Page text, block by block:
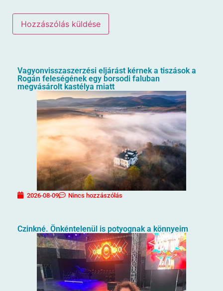
Vagyonvisszaszerzési eljárást kérnek a tiszások a
Rogán feleségének egy borsodi faluban
megvásárolt kastélya miatt
2026-08-09 Nincs hozzászólás
Czinkné. Önkéntelenül is potyognak a könnyeim